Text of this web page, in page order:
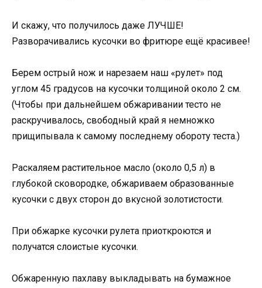
И скажу, что получилось даже ЛУЧШЕ!
Разворачивались кусочки во фритюре ещё красивее!
Берем острый нож и нарезаем наш «рулет» под
углом 45 градусов на кусочки толщиной около 2 см.
(Чтобы при дальнейшем обжаривании тесто не
раскручивалось, свободный край я немножко
прищипывала к самому последнему обороту теста.)
Раскаляем растительное масло (около 0,5 л) в
глубокой сковородке, обжариваем образованные
кусочки с двух сторон до вкусной золотистости.
При обжарке кусочки рулета приоткроются и
получатся слоистые кусочки.
Обжаренную пахлаву выкладывать на бумажное